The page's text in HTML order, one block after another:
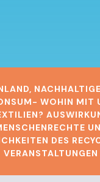
,
WOHIN MIT
DES
VERANSTALTUNGEN